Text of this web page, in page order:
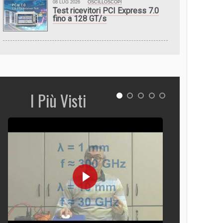
08 LUG 2026 OSCILLOSCOPI
Test ricevitori PCI Express 7.0
fino a 128 GT/s
I Più Visti